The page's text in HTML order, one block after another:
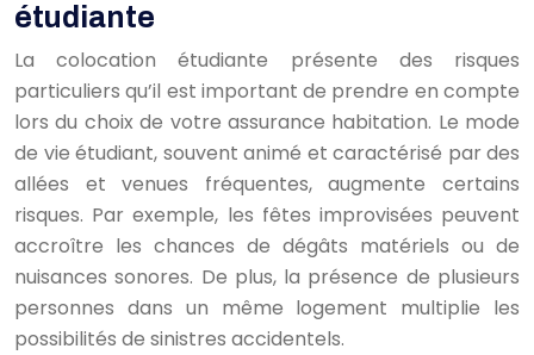
étudiante
La colocation étudiante présente des risques
particuliers qu’il est important de prendre en compte
lors du choix de votre assurance habitation. Le mode
de vie étudiant, souvent animé et caractérisé par des
allées et venues fréquentes, augmente certains
risques. Par exemple, les fêtes improvisées peuvent
accroître les chances de dégâts matériels ou de
nuisances sonores. De plus, la présence de plusieurs
personnes dans un même logement multiplie les
possibilités de sinistres accidentels.